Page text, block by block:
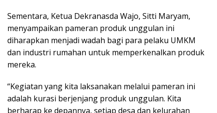
Sementara, Ketua Dekranasda Wajo, Sitti Maryam,
menyampaikan pameran produk unggulan ini
diharapkan menjadi wadah bagi para pelaku UMKM
dan industri rumahan untuk memperkenalkan produk
mereka.
“Kegiatan yang kita laksanakan melalui pameran ini
adalah kurasi berjenjang produk unggulan. Kita
berharap ke depannya, setiap desa dan kelurahan